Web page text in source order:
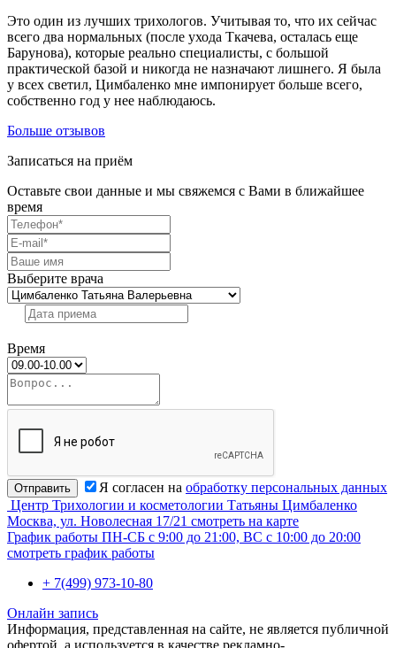
Это один из лучших трихологов. Учитывая то, что их сейчас
всего два нормальных (после ухода Ткачева, осталась еще
Барунова), которые реально специалисты, с большой
практической базой и никогда не назначают лишнего. Я была
у всех светил, Цимбаленко мне импонирует больше всего,
собственно год у нее наблюдаюсь.
Больше отзывов
Записаться на приём
Оставьте свои данные и мы свяжемся с Вами в ближайшее
время
Выберите врача
Время
Отправить Я согласен на обработку персональных данных
Центр Трихологии и косметологии Татьяны Цимбаленко
Москва, ул. Новолесная 17/21 смотреть на карте
График работы ПН-СБ с 9:00 до 21:00, ВС с 10:00 до 20:00
смотреть график работы
+ 7(499) 973-10-80
Онлайн запись
Информация, представленная на сайте, не является публичной